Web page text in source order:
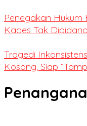
Penegakan Hukum
Kades Tak
Tragedi
Kosong, Siap